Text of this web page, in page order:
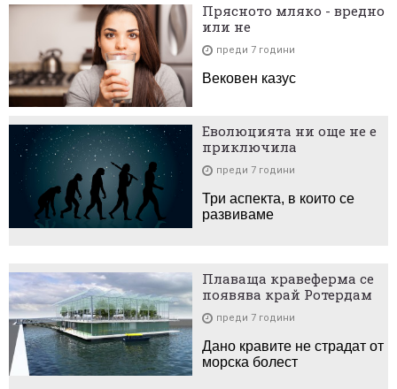
Прясното мляко - вредно
или не
преди 7 години
Вековен казус
Еволюцията ни още не е
приключила
преди 7 години
Три аспекта, в които се
развиваме
Плаваща кравеферма се
появява край Ротердам
преди 7 години
Дано кравите не страдат от
морска болест